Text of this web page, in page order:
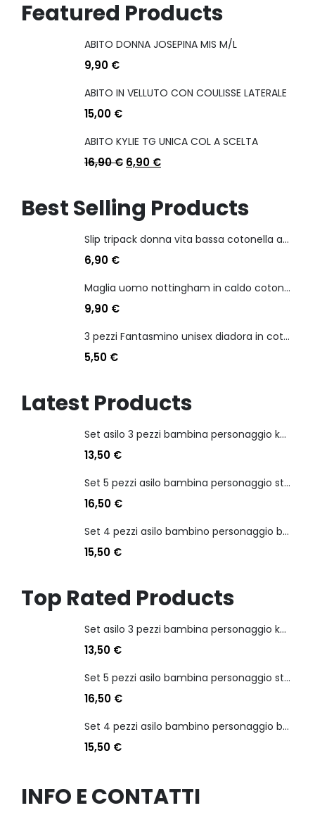
Featured Products
ABITO DONNA JOSEPINA MIS M/L
9,90 €
ABITO IN VELLUTO CON COULISSE LATERALE
15,00 €
ABITO KYLIE TG UNICA COL A SCELTA
16,90€ 6,90 €
Best Selling Products
Slip tripack donna vita bassa cotonella art 3165 in cotone elasticizzato
6,90 €
Maglia uomo nottingham in caldo cotone scollo a v manica lunga
9,90 €
3 pezzi Fantasmino unisex diadora in cotone mercerizzato tg dalla 35 alla 46
5,50 €
Latest Products
Set asilo 3 pezzi bambina personaggio kuromi
13,50 €
Set 5 pezzi asilo bambina personaggio stitch angel
16,50 €
Set 4 pezzi asilo bambino personaggio batman
15,50 €
Top Rated Products
Set asilo 3 pezzi bambina personaggio kuromi
13,50 €
Set 5 pezzi asilo bambina personaggio stitch angel
16,50 €
Set 4 pezzi asilo bambino personaggio batman
15,50 €
INFO E CONTATTI